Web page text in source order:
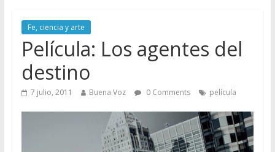
Fe, ciencia y arte
Película: Los agentes del
destino
7 julio, 2011 Buena Voz 0 Comments película